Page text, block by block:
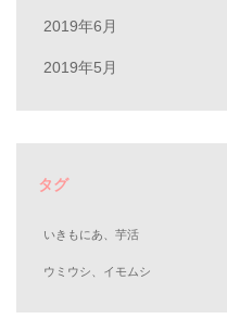
2019年6月
2019年5月
タグ
いきもにあ、芋活
ウミウシ、イモムシ